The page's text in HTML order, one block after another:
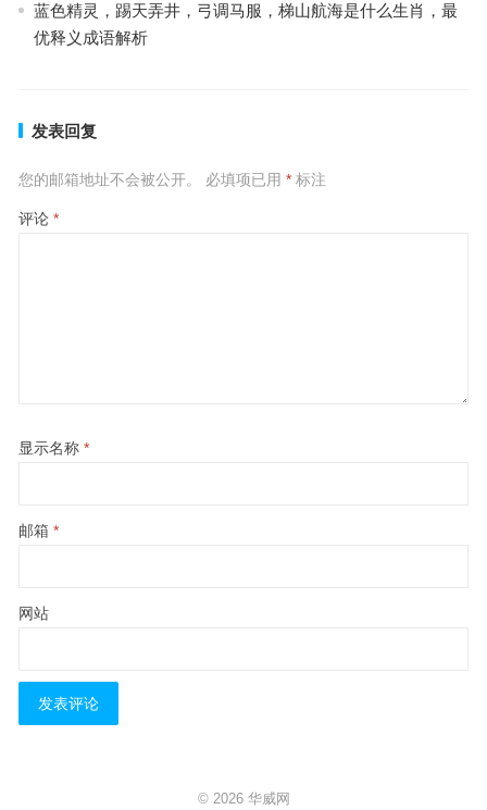
蓝色精灵，踢天弄井，弓调马服，梯山航海是什么生肖，最
优释义成语解析
发表回复
您的邮箱地址不会被公开。 必填项已用 *标注
评论 *
显示名称 *
邮箱 *
网站
© 2026 华威网